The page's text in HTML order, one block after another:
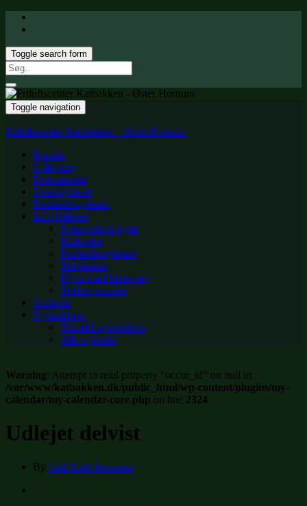
Toggle search form
Search
for:
Toggle navigation
Friluftscenter Katbakken – Øster Hornum
Forside
Udlejning
Dokumenter
Oversigtskort
Forhindringsbane
Info-Billeder
Natur/teknik hytte
Multtoilet
Forhindringsbane
Teltpladser
Hytte med klatrevæg
Shelter-område
Gallerier
Nyhedsbrev
Tilmeld nyhedsbrev
Alle nyheder
Warning: Attempt to read property "occur_id" on null in
/var/www/katbakken.dk/public_html/wp-content/plugins/my-
calendar/my-calendar-core.php on line 2324
Udlejet delvist
By Leif Bohl Sørensen